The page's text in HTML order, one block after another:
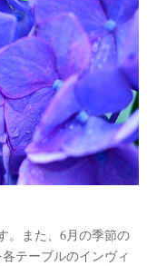
。また、6月の季節の
テーブルのインヴィ